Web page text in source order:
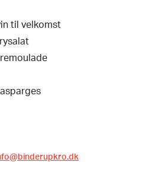
til velkomst